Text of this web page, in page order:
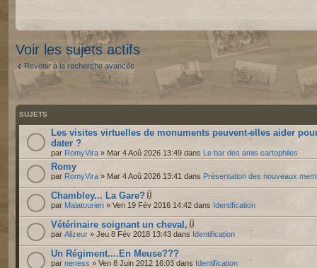
Voir les sujets actifs
Revenir à la recherche avancée
SUJETS
Les visites virtuelles de monuments peuvent-elles aider
dater ?
par RomyVira » Mar 4 Aoû 2026 13:49 dans Le bar des amis cartophiles
Romy
par RomyVira » Mar 4 Aoû 2026 13:41 dans Présentation des nouveaux
Chambley... La Gare?
par Malatourien » Ven 19 Fév 2016 14:42 dans Identification
Vétérinaire soignant un cheval,
par Alizeur » Jeu 8 Fév 2018 13:43 dans Identification
Un Régiment....En Meuse???
par neness » Ven 8 Juin 2012 16:03 dans Identification